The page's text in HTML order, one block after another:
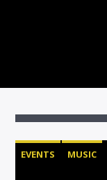
EVENTS MUSIC